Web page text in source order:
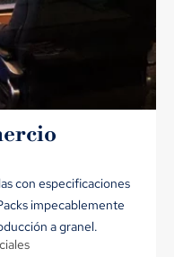
con especificaciones
impecablemente
a granel.